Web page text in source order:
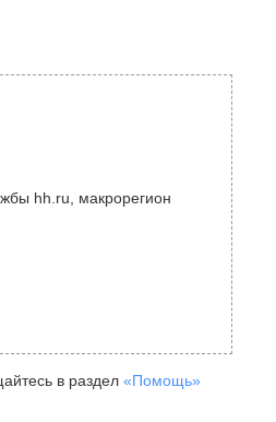
hh.ru, макрорегион
в раздел «Помощь»